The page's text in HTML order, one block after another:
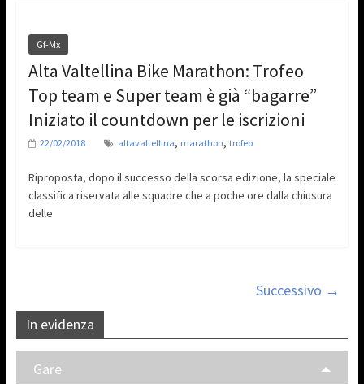
Gf-Mx
Alta Valtellina Bike Marathon: Trofeo
Top team e Super team è già “bagarre”
Iniziato il countdown per le iscrizioni
22/02/2018 altavaltellina, marathon, trofeo
Riproposta, dopo il successo della scorsa edizione, la speciale
classifica riservata alle squadre che a poche ore dalla chiusura
delle
Successivo →
In evidenza
Gare